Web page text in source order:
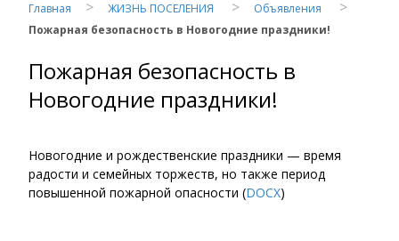
Главная ЖИЗНЬ ПОСЕЛЕНИЯ
Объявления
Пожарная безопасность в Новогодние праздники!
Пожарная безопасность в
Новогодние праздники!
Новогодние и рождественские праздники — время
радости и семейных торжеств, но также период
повышенной пожарной опасности (DOCX)